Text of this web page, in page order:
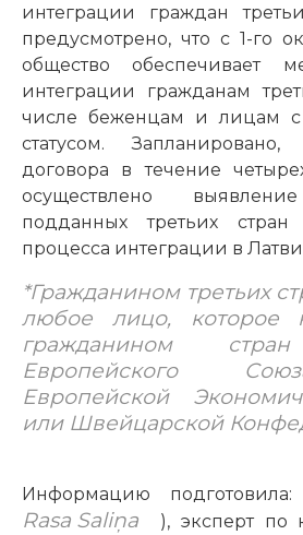
интеграции граждан
предусмотрено, что с 1-го
общество обеспечивает
интеграции гражданам
числе беженцам и лицам с
статусом.
договора в течение
осуществлено
подданных третьих
процесса интеграции в
*Гражданином третьих
любое лицо, которое
гражданином
Европейского
Европейской
или Швейцарской
Информацию
Rasa Saliņa
), эксперт по